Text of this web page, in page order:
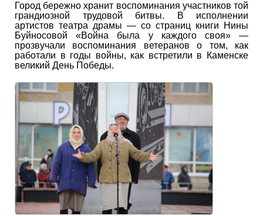
Город бережно хранит воспоминания участников той
грандиозной трудовой битвы. В исполнении
артистов театра драмы — со страниц книги Нины
Буйносовой «Война была у каждого своя» —
прозвучали воспоминания ветеранов о том, как
работали в годы войны, как встретили в Каменске
великий День Победы.